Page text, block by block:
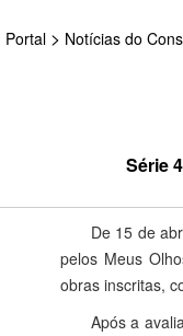
Portal > Notícias do
Série
De 15 de
pelos Meus
obras inscritas,
Após a